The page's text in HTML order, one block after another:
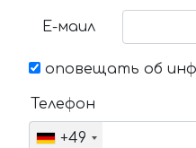
Е-маил
оповещать об
Телефон
+49